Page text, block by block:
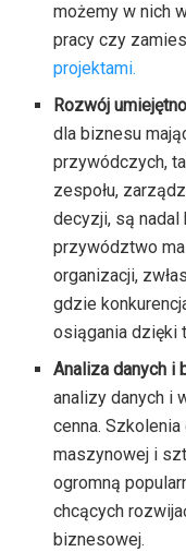
możemy w nich
pracy czy
projektami.
Rozwój
dla biznesu
przywódczych,
zespołu,
decyzji, są
przywództwo
organizacji,
gdzie
osiągania dzięki
Analiza danych i
analizy danych i
cenna.
maszynowej i
ogromną
chcących
biznesowej.